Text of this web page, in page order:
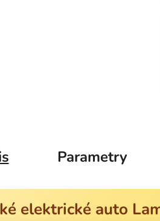
Parametry
elektrické auto